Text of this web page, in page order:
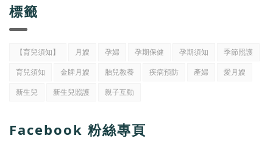
標籤
【育兒須知】 月嫂 孕婦 孕期保健 孕期須知
季節照護
育兒須知
金牌月嫂 胎兒教養 疾病預防 產婦
愛月嫂
新生兒
新生兒照護 親子互動
Facebook 粉絲專頁